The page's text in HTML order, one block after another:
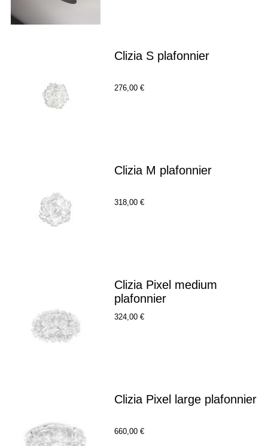
Clizia S plafonnier
276,00 €
Clizia M plafonnier
318,00 €
Clizia Pixel medium
plafonnier
324,00 €
Clizia Pixel large plafonnier
660,00 €